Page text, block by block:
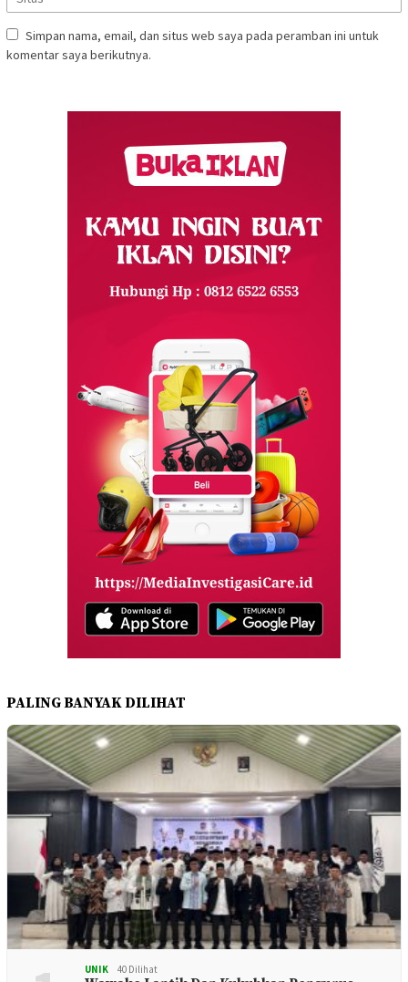
Simpan nama, email, dan situs web saya pada peramban ini untuk
komentar saya berikutnya.
PALING BANYAK DILIHAT